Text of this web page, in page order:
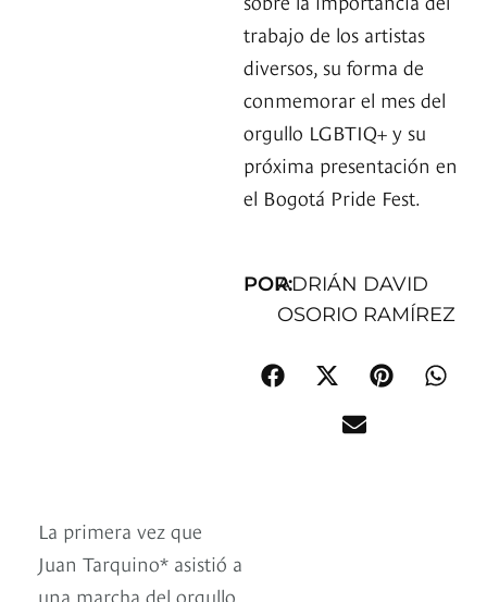
trabajo de los artistas
diversos, su forma de
conmemorar el mes del
orgullo LGBTIQ+ y su
próxima presentación en
el Bogotá Pride Fest.
POR:ADRIÁN DAVID
OSORIO RAMÍREZ
La primera vez que
Juan Tarquino* asistió a
una marcha del orgullo